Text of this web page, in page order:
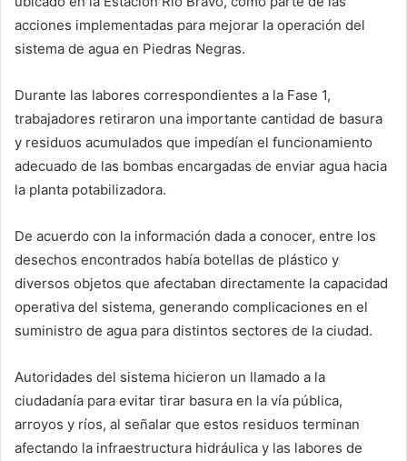
acciones implementadas para mejorar la operación del
sistema de agua en Piedras Negras.
Durante las labores correspondientes a la Fase 1,
trabajadores retiraron una importante cantidad de basura
y residuos acumulados que impedían el funcionamiento
adecuado de las bombas encargadas de enviar agua hacia
la planta potabilizadora.
De acuerdo con la información dada a conocer, entre los
desechos encontrados había botellas de plástico y
diversos objetos que afectaban directamente la capacidad
operativa del sistema, generando complicaciones en el
suministro de agua para distintos sectores de la ciudad.
Autoridades del sistema hicieron un llamado a la
ciudadanía para evitar tirar basura en la vía pública,
arroyos y ríos, al señalar que estos residuos terminan
afectando la infraestructura hidráulica y las labores de